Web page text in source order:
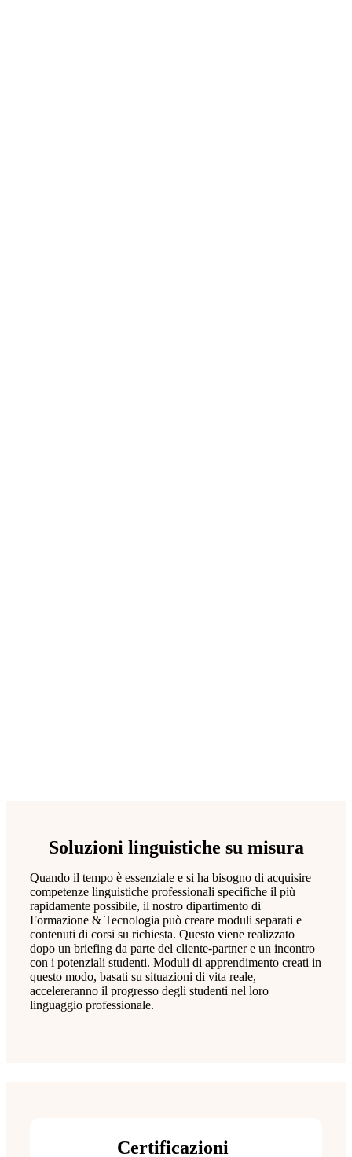
Soluzioni linguistiche su misura
Quando il tempo è essenziale e si ha bisogno di acquisire
competenze linguistiche professionali specifiche il più
rapidamente possibile, il nostro dipartimento di
Formazione & Tecnologia può creare moduli separati e
contenuti di corsi su richiesta. Questo viene realizzato
dopo un briefing da parte del cliente-partner e un incontro
con i potenziali studenti. Moduli di apprendimento creati in
questo modo, basati su situazioni di vita reale,
accelereranno il progresso degli studenti nel loro
linguaggio professionale.
Certificazioni